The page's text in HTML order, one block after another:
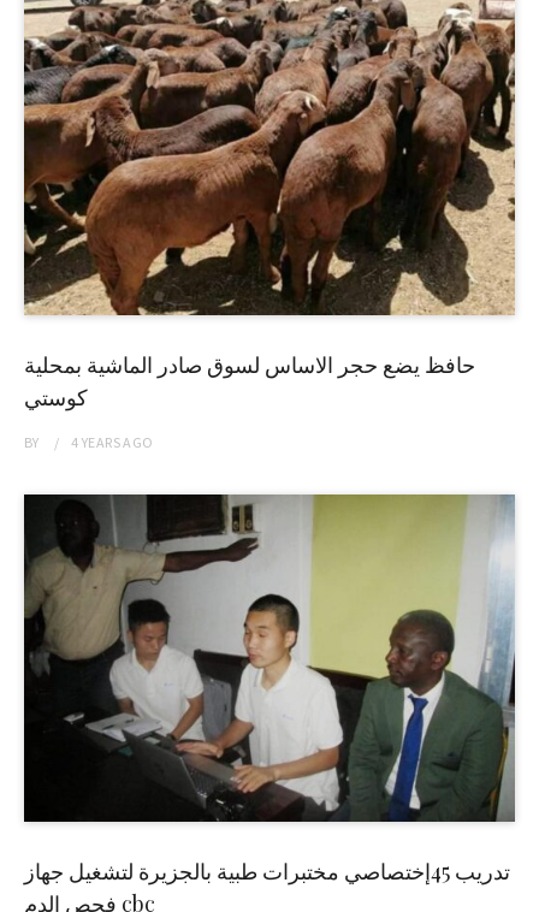
حافظ يضع حجر الاساس لسوق صادر الماشية بمحلية
كوستي
BY 4 YEARSAGO
تدريب 45إختصاصي مختبرات طبية بالجزيرة لتشغيل جهاز
فحص الدم cbc